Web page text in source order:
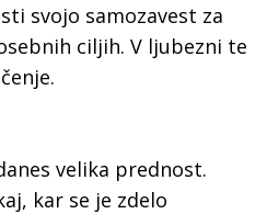
svojo samozavest za
ciljih. V ljubezni te
velika prednost.
kar se je zdelo